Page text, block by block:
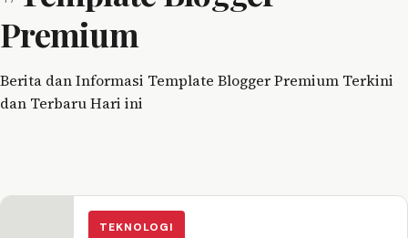
Premium
Berita dan Informasi Template Blogger Premium Terkini
dan Terbaru Hari ini
TEKNOLOGI